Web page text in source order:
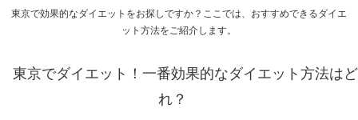
東京で効果的なダイエットをお探しですか？ここでは、おすすめできるダイエ
ット方法をご紹介します。
東京でダイエット！一番効果的なダイエット方法はど
れ？